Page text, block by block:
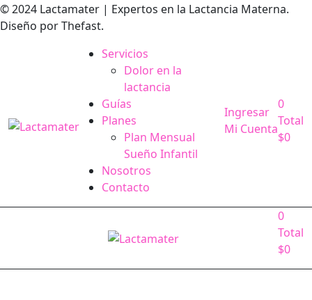
© 2024 Lactamater | Expertos en la Lactancia Materna.
Diseño por Thefast.
Servicios
Dolor en la
lactancia
Guías
Planes
Plan Mensual
Sueño Infantil
Nosotros
Contacto
Ingresar
Mi Cuenta
0
Total
$0
0
Total
$0